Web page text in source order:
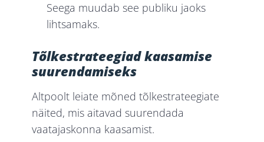
Seega muudab see publiku jaoks
lihtsamaks.
Tõlkestrateegiad kaasamise
suurendamiseks
Altpoolt leiate mõned tõlkestrateegiate
näited, mis aitavad suurendada
vaatajaskonna kaasamist.